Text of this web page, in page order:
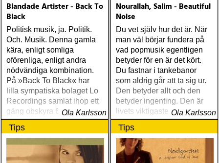
Blandade Artister - Back To
Black
Politisk musik, ja. Politik.
Och. Musik. Denna gamla
kära, enligt somliga
oförenliga, enligt andra
nödvändiga kombination.
På »Back To Black« har
lilla sympatiska bolaget Lo
Recordings samlat ihop ett
gäng obskyra 60- och 70-
talspärlor från det svarta
Amerikas bakgård
Ola Karlsson
Nourallah, Salim - Beautiful
Noise
Du vet själv hur det är. När
man väl börjar fundera på
vad popmusik egentligen
betyder för en är det kört.
Du fastnar i tankebanor
som aldrig går att ta sig ur.
Den betyder allt och den
betyder ingenting. Den är
livets viktigaste
beståndsdel, du kan inte
existera utan den
Ola Karlsson
Tips Tips